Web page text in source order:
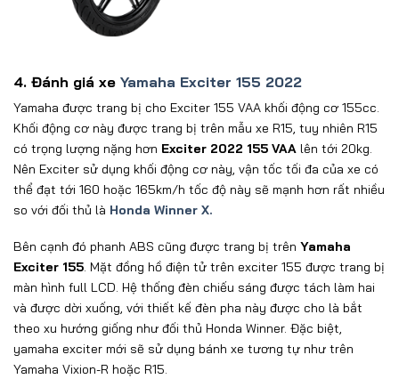
4. Đánh giá xe Yamaha Exciter 155 2022
Yamaha được trang bị cho Exciter 155 VAA khối động cơ 155cc.
Khối động cơ này được trang bị trên mẫu xe R15, tuy nhiên R15
có trọng lượng nặng hơn Exciter 2022 155 VAA lên tới 20kg.
Nên Exciter sử dụng khối động cơ này, vận tốc tối đa của xe có
thể đạt tới 160 hoặc 165km/h tốc độ này sẽ mạnh hơn rất nhiều
so với đối thủ là Honda Winner X.
Bên cạnh đó phanh ABS cũng được trang bị trên Yamaha
Exciter 155. Mặt đồng hồ điện tử trên exciter 155 được trang bị
màn hình full LCD. Hệ thống đèn chiếu sáng được tách làm hai
và được dời xuống, với thiết kế đèn pha này được cho là bắt
theo xu hướng giống như đối thủ Honda Winner. Đặc biệt,
yamaha exciter mới sẽ sử dụng bánh xe tương tự như trên
Yamaha Vixion-R hoặc R15.